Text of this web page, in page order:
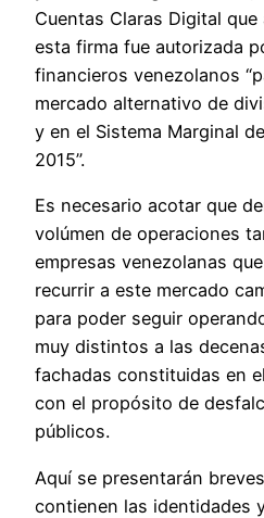
Cuentas Claras Digital
esta firma fue autorizada
financieros venezolanos
mercado alternativo de
y en el Sistema Marginal
2015”.
Es necesario acotar que
volúmen de operaciones
empresas venezolanas
recurrir a este mercado
para poder seguir
muy distintos a las
fachadas constituidas en
con el propósito de
públicos.
Aquí se presentarán
contienen las identidades